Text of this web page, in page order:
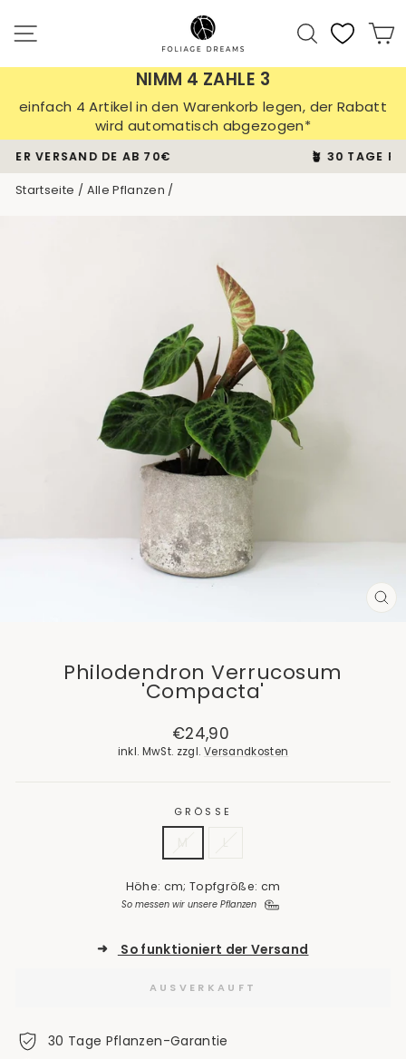
zum
Inhalt
Suche
NIMM 4 ZAHLE 3
einfach 4 Artikel in den Warenkorb legen, der Rabatt
wird automatisch abgezogen*
Pause
🪴 30 TAGE PFLANZEN-GARANTIE
Startseite / Alle Pflanzen /
Philodendron Verrucosum
'Compacta'
Normaler
Preis
€24,90
inkl. MwSt. zzgl. Versandkosten
GRÖSSE
Höhe: cm; Topfgröße: cm
So messen wir unsere Pflanzen
➜ So funktioniert der Versand
AUSVERKAUFT
30 Tage Pflanzen-Garantie